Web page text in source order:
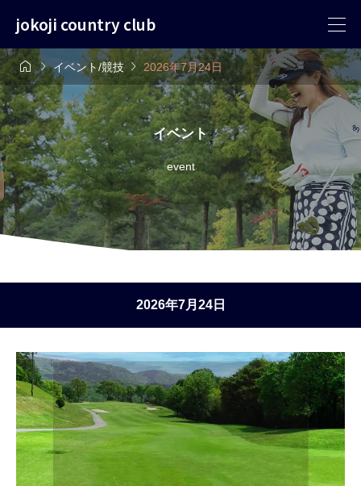
jokoji country club
イベント/競技 2026年7月24日
イベント
event
2026年7月24日